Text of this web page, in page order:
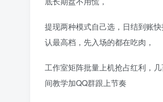
提现两种模式自己选，日结到账
认最高档，先入场的都在吃肉，
工作室矩阵批量上机抢占红利，
间教学加QQ群跟上节奏